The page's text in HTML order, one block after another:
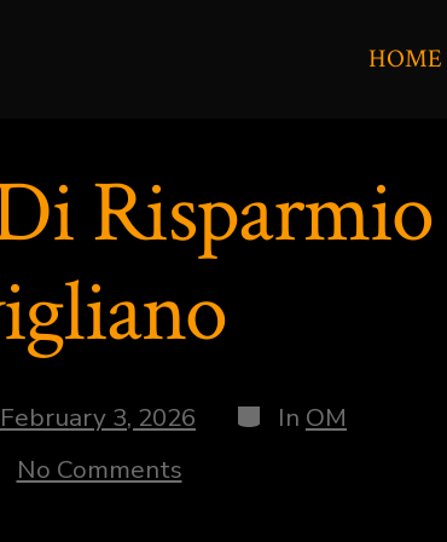
HOME
February 3, 2026 Categories
In OM
No Commentson
Banca